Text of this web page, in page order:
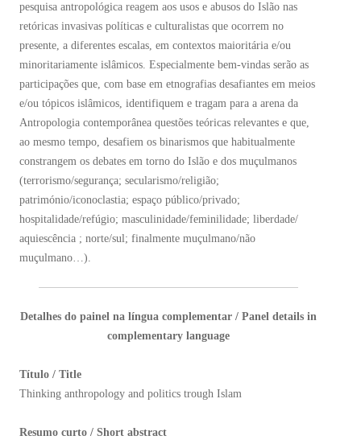
pesquisa antropológica reagem aos usos e abusos do Islão nas
retóricas invasivas políticas e culturalistas que ocorrem no
presente, a diferentes escalas, em contextos maioritária e/ou
minoritariamente islâmicos. Especialmente bem-vindas serão as
participações que, com base em etnografias desafiantes em meios
e/ou tópicos islâmicos, identifiquem e tragam para a arena da
Antropologia contemporânea questões teóricas relevantes e que,
ao mesmo tempo, desafiem os binarismos que habitualmente
constrangem os debates em torno do Islão e dos muçulmanos
(terrorismo/segurança; secularismo/religião;
património/iconoclastia; espaço público/privado;
hospitalidade/refúgio; masculinidade/feminilidade; liberdade/
aquiescência ; norte/sul; finalmente muçulmano/não
muçulmano…).
Detalhes do painel na língua complementar / Panel details in
complementary language
Título / Title
Thinking anthropology and politics trough Islam
Resumo curto / Short abstract